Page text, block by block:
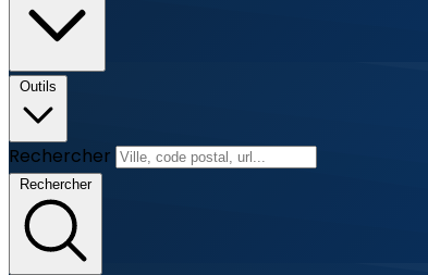
Outils
Rechercher
Rechercher